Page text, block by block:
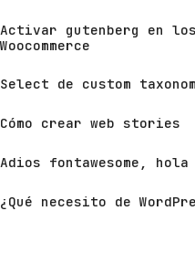
Activar gutenberg en
Woocommerce
Select de custom
Cómo crear web stories
Adios fontawesome,
¿Qué necesito de